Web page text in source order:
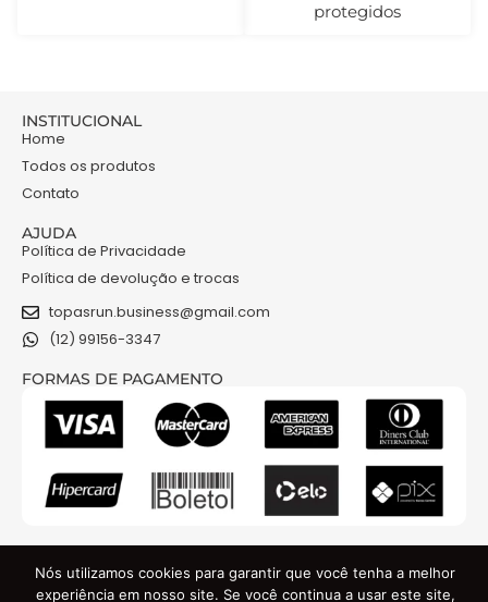
protegidos
INSTITUCIONAL
Home
Todos os produtos
Contato
AJUDA
Política de Privacidade
Política de devolução e trocas
topasrun.business@gmail.com
(12) 99156-3347
FORMAS DE PAGAMENTO
Nós utilizamos cookies para garantir que você tenha a melhor
experiência em nosso site. Se você continua a usar este site,